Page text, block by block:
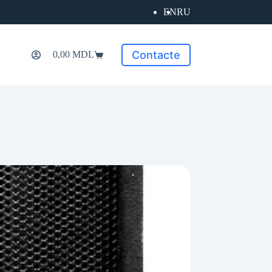
ENRU
Coș
0,00 MDL Contacte